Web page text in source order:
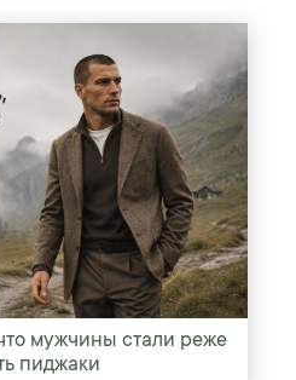
мужчины стали реже
пиджаки